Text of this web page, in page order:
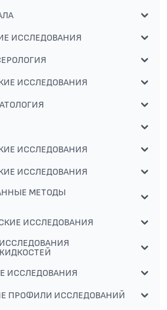
ИССЛЕДОВАНИЯ
ИССЛЕДОВАНИЯ
ИССЛЕДОВАНИЯ
ИССЛЕДОВАНИЯ
МЕТОДЫ
ИССЛЕДОВАНИЯ
ИССЛЕДОВАНИЯ
ПРОФИЛИ ИССЛЕДОВАНИЙ